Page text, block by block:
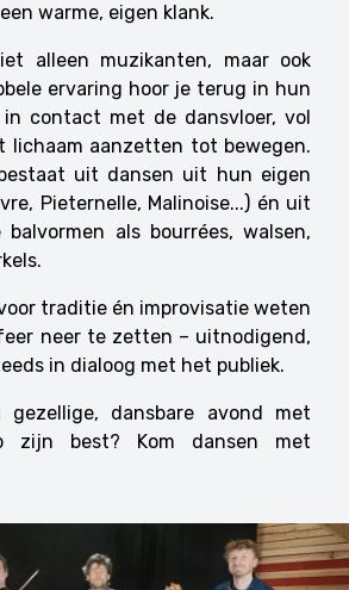
warme, eigen klank.
alleen muzikanten, maar ook
ervaring hoor je terug in hun
in contact met de dansvloer, vol
lichaam aanzetten tot bewegen.
uit dansen uit hun eigen
Pieternelle, Malinoise...) én uit
balvormen als bourrées, walsen,
traditie én improvisatie weten
neer te zetten – uitnodigend,
in dialoog met het publiek.
dansbare avond met
zijn best? Kom dansen met